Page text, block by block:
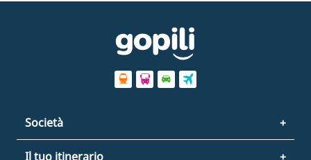
Società
Il tuo itinerario